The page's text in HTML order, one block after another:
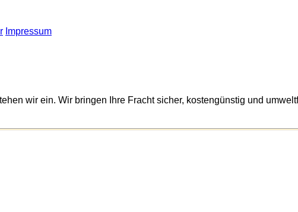
Impressum
wir ein. Wir bringen Ihre Fracht sicher, kostengünstig und